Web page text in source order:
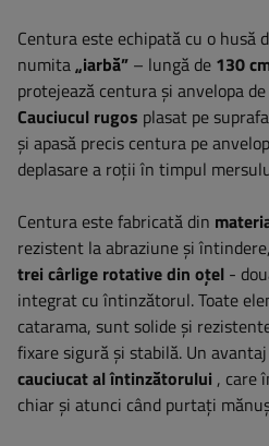
Centura este echipată cu o husă
numita„iarbă” – lungă de 130
protejează centura și anvelopa
Cauciucul rugos plasat pe
și apasă precis centura pe
deplasare a roții în timpul
Centura este fabricată din
rezistent la abraziune și
trei cârlige rotative din oțel -
integrat cu întinzătorul. Toate
catarama, sunt solide și
fixare sigură și stabilă. Un
cauciucat al întinzătorului , care
chiar și atunci când purtați